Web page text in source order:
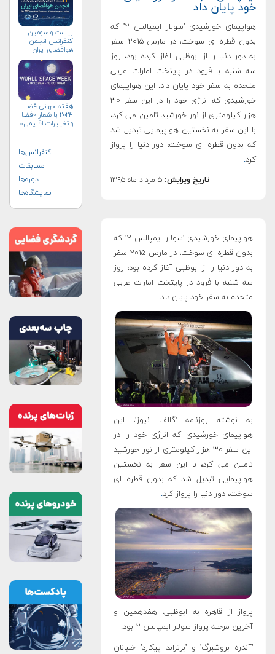
خود پایان داد
هواپیمای خورشیدی 'سولار ایمپالس ۲' که
بدون قطره ای سوخت، در مارس ۲۰۱۵ سفر
به دور دنیا را از ابوظبی آغاز کرده بود، روز
سه شنبه با فرود در پایتخت امارات عربی
متحده به سفر خود پایان داد. این هواپیمای
خورشیدی که انرژی خود را در این سفر ۳۰
هزار کیلومتری از نور خورشید تامین می کرد،
با این سفر به نخستین هواپیمایی تبدیل شد
که بدون قطره ای سوخت، دور دنیا را پرواز
کرد.
تاریخ ویرایش: ۵ مرداد ماه ۱۳۹۵
هواپیمای خورشیدی 'سولار ایمپالس ۲' که
بدون قطره ای سوخت، در مارس ۲۰۱۵ سفر
به دور دنیا را از ابوظبی آغاز کرده بود، روز
سه شنبه با فرود در پایتخت امارات عربی
متحده به سفر خود پایان داد.
به نوشته روزنامه 'گالف نیوز'، این
هواپیمای خورشیدی که انرژی خود را در
این سفر ۳۰ هزار کیلومتری از نور خورشید
تامین می کرد، با این سفر به نخستین
هواپیمایی تبدیل شد که بدون قطره ای
سوخت، دور دنیا را پرواز کرد.
پرواز از قاهره به ابوظبی، هفدهمین و
آخرین مرحله پرواز سولار ایمپالس ۲ بود.
'آندره بروشبرگ' و 'برتراند پیکارد' خلبانان
بیست و سومین
کنفرانس انجمن
هوافضای ايران
هفته جهانی فضا
۲۰۲۴ با شعار «فضا
و تغییرات اقلیمی»
کنفرانس‌ها
مسابقات
دوره‌ها
نمایشگاه‌ها